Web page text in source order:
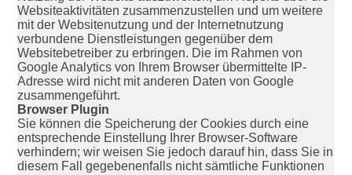
Websiteaktivitäten zusammenzustellen und um weitere
mit der Websitenutzung und der Internetnutzung
verbundene Dienstleistungen gegenüber dem
Websitebetreiber zu erbringen. Die im Rahmen von
Google Analytics von Ihrem Browser übermittelte IP-
Adresse wird nicht mit anderen Daten von Google
zusammengeführt.
Browser Plugin
Sie können die Speicherung der Cookies durch eine
entsprechende Einstellung Ihrer Browser-Software
verhindern; wir weisen Sie jedoch darauf hin, dass Sie in
diesem Fall gegebenenfalls nicht sämtliche Funktionen